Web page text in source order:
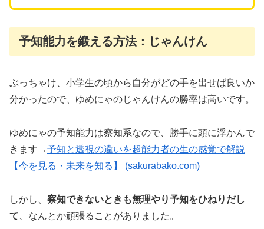
予知能力を鍛える方法：じゃんけん
ぶっちゃけ、小学生の頃から自分がどの手を出せば良いか
分かったので、ゆめにゃのじゃんけんの勝率は高いです。
ゆめにゃの予知能力は察知系なので、勝手に頭に浮かんで
きます→予知と透視の違いを超能力者の生の感覚で解説
【今を見る・未来を知る】 (sakurabako.com)
しかし、 察知できないときも無理やり予知をひねりだし
て 、なんとか頑張ることがありました。